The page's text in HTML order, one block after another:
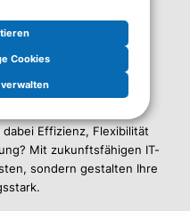
nimmt stetig zu.
innovative
Kosten zu
Effizienz, Flexibilität
Mit zukunftsfähigen IT-
sondern gestalten Ihre
Cookies